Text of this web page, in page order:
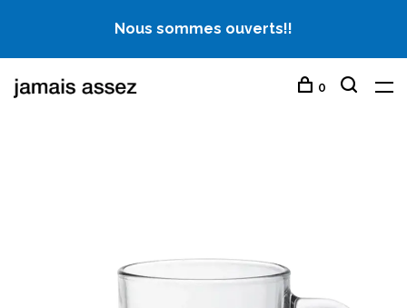
Nous sommes ouverts!!
0